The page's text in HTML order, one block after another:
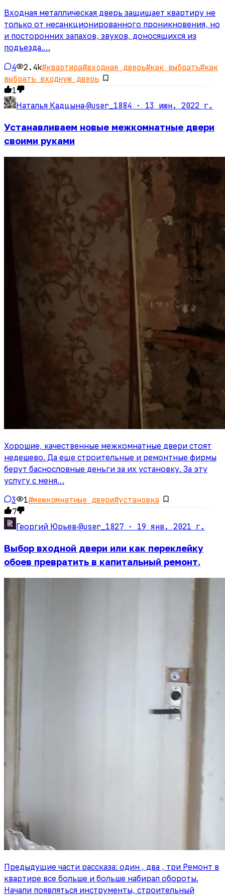
Входная металлическая дверь защищает квартиру не
только от несанкционированного проникновения, но
и посторонних запахов, звуков, доносящихся из
подъезда.…
4 2.4k#квартира#входная дверь#как выбрать#как
выбрать входную дверь
1
Наталья Кадцына·@user_1884 · 13 июн. 2022 г.
Устанавливаем новые межкомнатные двери
своими руками
Хорошие, качественные межкомнатные двери стоят
недешево. Да еще строительные и ремонтные фирмы
берут баснословные деньги за их установку. За эту
услугу с меня…
3 1#межкомнатные двери#установка
7
Георгий Юрьев·@user_1827 · 19 янв. 2021 г.
Выбор входной двери или как переклейку
обоев превратить в капитальный ремонт.
Предыдущие части рассказа: один , два , три Ремонт в
квартире все больше и больше набирал обороты.
Начали появляться инструменты, строительный